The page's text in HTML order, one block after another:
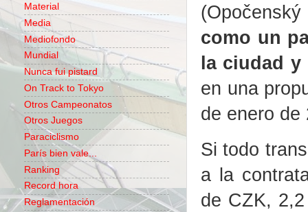
como un
la ciudad y
en una
de enero de
Si todo
a la
de CZK,
Material
Media
Mediofondo
Mundial
Nunca fui pistard
On Track to Tokyo
Otros Campeonatos
Otros Juegos
Paraciclismo
París bien vale...
Ranking
Record hora
Reglamentación